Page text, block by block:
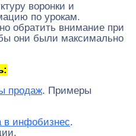
воронки и
по урокам.
обратить внимание при
они были максимально
продаж. Примеры
в инфобизнес.